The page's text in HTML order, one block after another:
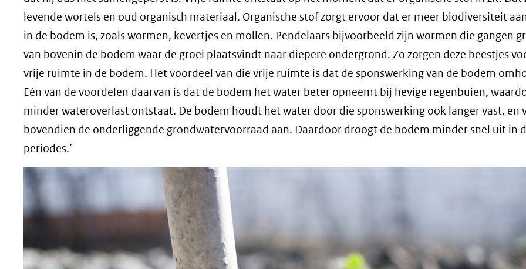
levende wortels en oud organisch materiaal. Organische stof zorgt ervoor dat er meer biodiversiteit
in de bodem is, zoals wormen, kevertjes en mollen. Pendelaars bijvoorbeeld zijn wormen die gangen
van bovenin de bodem waar de groei plaatsvindt naar diepere ondergrond. Zo zorgen deze beestjes
vrije ruimte in de bodem. Het voordeel van die vrije ruimte is dat de sponswerking van de bodem
Eén van de voordelen daarvan is dat de bodem het water beter opneemt bij hevige regenbuien,
minder wateroverlast ontstaat. De bodem houdt het water door die sponswerking ook langer vast, en
bovendien de onderliggende grondwatervoorraad aan. Daardoor droogt de bodem minder snel uit in
periodes.’